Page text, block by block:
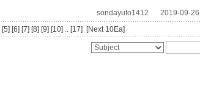
sondayuto1412 2019-09-26
[5] [6] [7] [8] [9] [10] .. [17] [Next 10Ea]